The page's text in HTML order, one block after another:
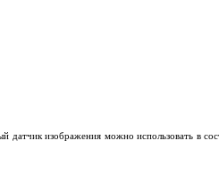
изображения можно использовать в